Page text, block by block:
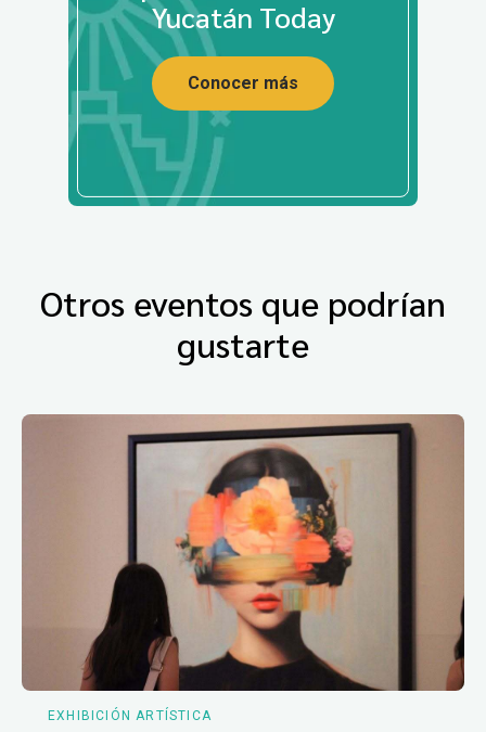
Yucatán Today
Conocer más
Otros eventos que podrían
gustarte
EXHIBICIÓN ARTÍSTICA